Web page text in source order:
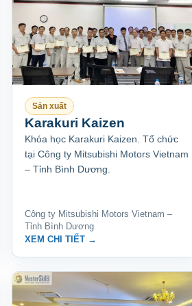
Sản xuất
Karakuri Kaizen
Khóa học Karakuri Kaizen. Tổ chức
tại Công ty Mitsubishi Motors Vietnam
– Tỉnh Bình Dương.
Công ty Mitsubishi Motors Vietnam –
Tỉnh Bình Dương
XEM CHI TIẾT →